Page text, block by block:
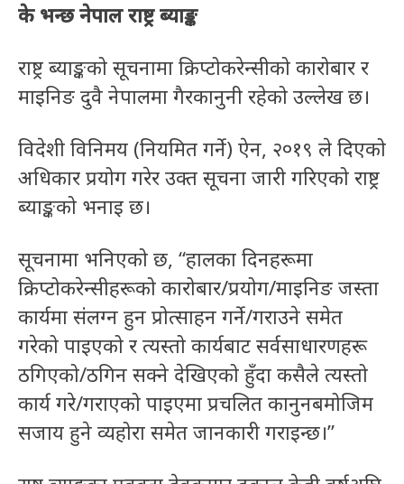
के भन्छ नेपाल राष्ट्र ब्याङ्क
राष्ट्र ब्याङ्कको सूचनामा क्रिप्टोकरेन्सीको कारोबार र
माइनिङ दुवै नेपालमा गैरकानुनी रहेको उल्लेख छ।
विदेशी विनिमय (नियमित गर्ने) ऐन, २०१९ ले दिएको
अधिकार प्रयोग गरेर उक्त सूचना जारी गरिएको राष्ट्र
ब्याङ्कको भनाइ छ।
सूचनामा भनिएको छ, “हालका दिनहरूमा
क्रिप्टोकरेन्सीहरूको कारोबार/प्रयोग/माइनिङ जस्ता
कार्यमा संलग्न हुन प्रोत्साहन गर्ने/गराउने समेत
गरेको पाइएको र त्यस्तो कार्यबाट सर्वसाधारणहरू
ठगिएको/ठगिन सक्ने देखिएको हुँदा कसैले त्यस्तो
कार्य गरे/गराएको पाइएमा प्रचलित कानुनबमोजिम
सजाय हुने व्यहोरा समेत जानकारी गराइन्छ।”